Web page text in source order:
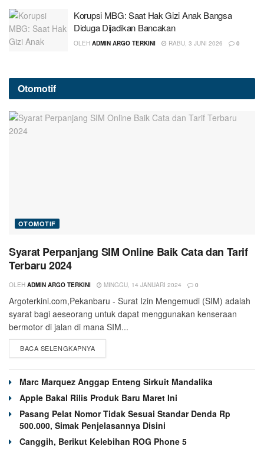
Korupsi MBG: Saat Hak Gizi Anak Bangsa
Diduga Dijadikan Bancakan
OLEH ADMIN ARGO TERKINI RABU, 3 JUNI 2026 0
Otomotif
OTOMOTIF
Syarat Perpanjang SIM Online Baik Cata dan Tarif
Terbaru 2024
OLEH ADMIN ARGO TERKINI MINGGU, 14 JANUARI 2024 0
Argoterkini.com,Pekanbaru - Surat Izin Mengemudi (SIM) adalah
syarat bagi aeseorang untuk dapat menggunakan kenseraan
bermotor di jalan di mana SIM...
BACA SELENGKAPNYA
Marc Marquez Anggap Enteng Sirkuit Mandalika
Apple Bakal Rilis Produk Baru Maret Ini
Pasang Pelat Nomor Tidak Sesuai Standar Denda Rp
500.000, Simak Penjelasannya Disini
Canggih, Berikut Kelebihan ROG Phone 5